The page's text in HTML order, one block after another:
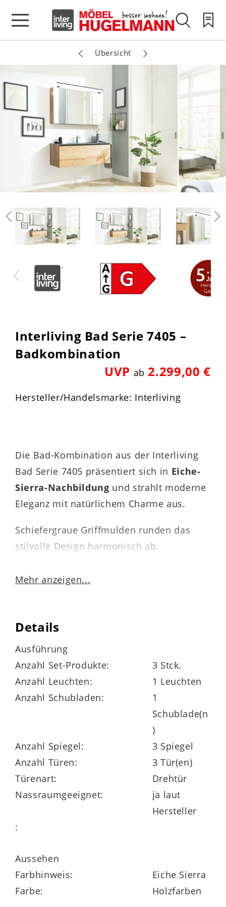
Übersicht
Interliving Bad Serie 7405 –
Badkombination
UVP ab 2.299,00 €
Hersteller/Handelsmarke: Interliving
Die Bad-Kombination aus der Interliving
Bad Serie 7405 präsentiert sich in Eiche-
Sierra-Nachbildung und strahlt moderne
Eleganz mit natürlichem Charme aus.
Schiefergraue Griffmulden runden das
stilvolle Design harmonisch ab.
Ein ca. 120 cm breiter
mit einem Auszug und Seitenwange,
inklusive Glas-Seitenverblendungen und
Abdeckboden mit Ausschnitten.
Handtuchhalter
Ein ca. 120 cm breiter
Spiegelschrank
inklusive Aufsatzleuchte und LED-Startset
mit Emotion-Funk-Fernbedienung.
Der ca. 120 cm breite mattgraue
Waschtisch
Mehr anzeigen...
Details
Ausführung
Anzahl Set-Produkte:
3 Stck.
Anzahl Leuchten:
1 Leuchten
Anzahl Schubladen:
1
Schublade(n
)
Anzahl Spiegel:
3 Spiegel
Anzahl Türen:
3 Tür(en)
Türenart:
Drehtür
Nassraumgeeignet:
ja laut
Hersteller
:
Aussehen
Farbhinweis:
Eiche Sierra
Farbe:
Holzfarben